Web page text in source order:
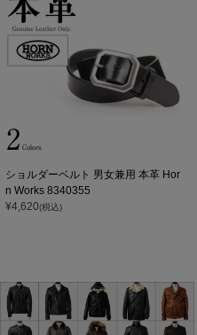
ショルダーベルト 男女兼用 本革 Hor
n Works 8340355
¥4,620(税込)